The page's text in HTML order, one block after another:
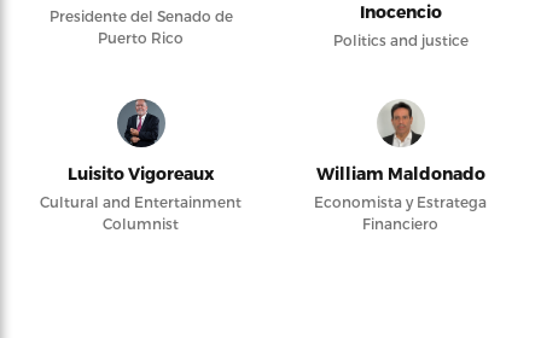
Presidente del Senado de
Puerto Rico
Inocencio
Politics and justice
Luisito Vigoreaux
Cultural and Entertainment
Columnist
William Maldonado
Economista y Estratega
Financiero